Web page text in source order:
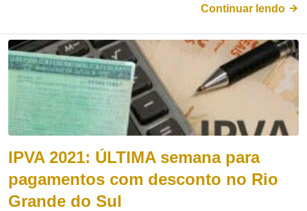
Continuar lendo
IPVA 2021: ÚLTIMA semana para
pagamentos com desconto no Rio
Grande do Sul